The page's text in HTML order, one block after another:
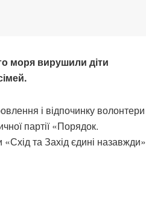
моря вирушили діти
і відпочинку волонтери
партії «Порядок.
«Схід та Захід єдині назавжди»